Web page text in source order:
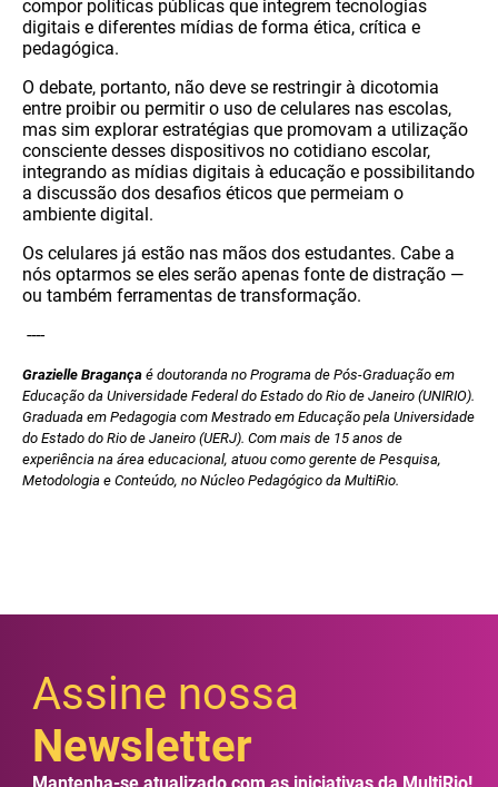
compor políticas públicas que integrem tecnologias
digitais e diferentes mídias de forma ética, crítica e
pedagógica.
O debate, portanto, não deve se restringir à dicotomia
entre proibir ou permitir o uso de celulares nas escolas,
mas sim explorar estratégias que promovam a utilização
consciente desses dispositivos no cotidiano escolar,
integrando as mídias digitais à educação e possibilitando
a discussão dos desafios éticos que permeiam o
ambiente digital.
Os celulares já estão nas mãos dos estudantes. Cabe a
nós optarmos se eles serão apenas fonte de distração —
ou também ferramentas de transformação.
----
Grazielle Bragança é doutoranda no Programa de Pós-Graduação em
Educação da Universidade Federal do Estado do Rio de Janeiro (UNIRIO).
Graduada em Pedagogia com Mestrado em Educação pela Universidade
do Estado do Rio de Janeiro (UERJ). Com mais de 15 anos de
experiência na área educacional, atuou como gerente de Pesquisa,
Metodologia e Conteúdo, no Núcleo Pedagógico da MultiRio.
Assine nossa
Newsletter